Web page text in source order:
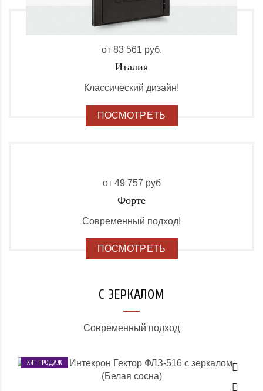
от 83 561 руб.
Италия
Классический дизайн!
ПОСМОТРЕТЬ
от 49 757 руб
Форте
Современный подход!
ПОСМОТРЕТЬ
С ЗЕРКАЛОМ
Современный подход
ХИТ ПРОДАЖ